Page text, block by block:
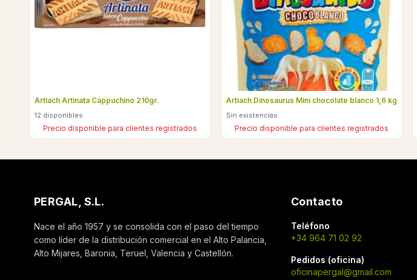
Artiach Artinata Cappuchino 210gr.
12 disponibles
Precio disponible para clientes registrados
Artiach Dinosaurus Mini chocolate blanco 1,6 kg
Sin existencias
Precio disponible para clientes registrados
PERGAL, S.L.
Nace el año 1957 y se consolida con el paso del tiempo
como líder de la distribución comercial en el Alto Palancia,
Alto Mijares, Baronia, Teruel, Valencia y Castellón.
Contacto
Teléfono
+34 964 71 02 92
Pedidos (oficina)
oficinapergal@gmail.com